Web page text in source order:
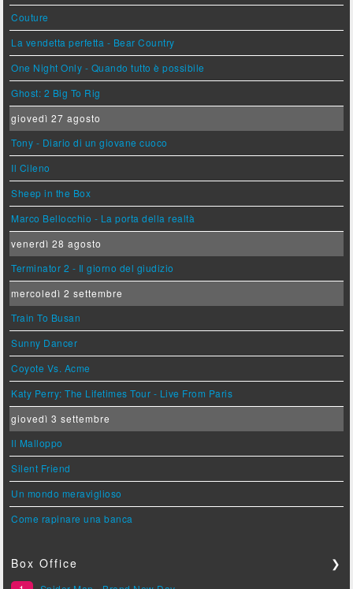
Couture
La vendetta perfetta - Bear Country
One Night Only - Quando tutto è possibile
Ghost: 2 Big To Rig
giovedì 27 agosto
Tony - Diario di un giovane cuoco
Il Cileno
Sheep in the Box
Marco Bellocchio - La porta della realtà
venerdì 28 agosto
Terminator 2 - Il giorno del giudizio
mercoledì 2 settembre
Train To Busan
Sunny Dancer
Coyote Vs. Acme
Katy Perry: The Lifetimes Tour - Live From Paris
giovedì 3 settembre
Il Malloppo
Silent Friend
Un mondo meraviglioso
Come rapinare una banca
Box Office ❯